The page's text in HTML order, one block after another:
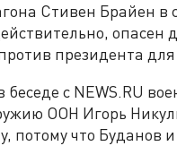
Стивен Брайен в
опасен
президента
беседе с NEWS.RU
ООН Игорь
потому что Буданов